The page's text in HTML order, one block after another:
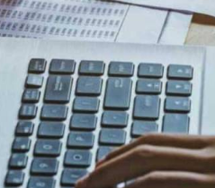
Поручение
Президента – в
действии